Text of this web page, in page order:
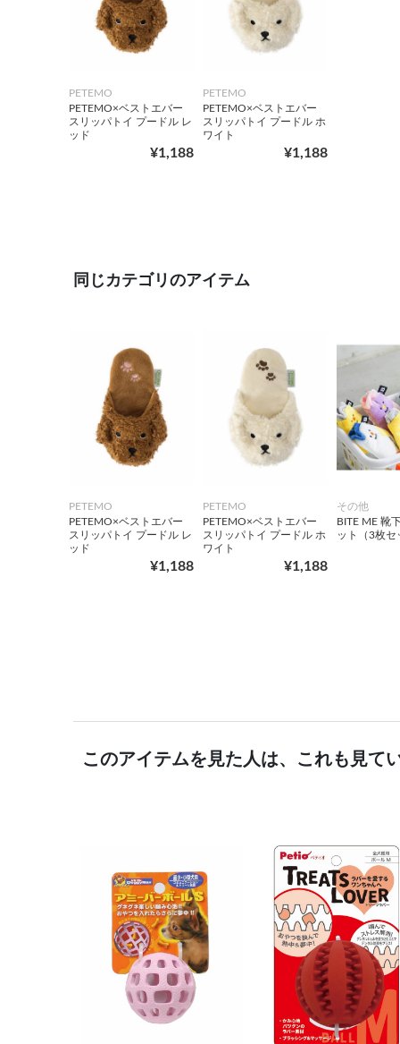
PETEMO
PETEMO×ベストエバー
スリッパトイ プードル レ
ッド
¥1,188
PETEMO
PETEMO×ベストエバー
スリッパトイ プードル ホ
ワイト
¥1,188
同じカテゴリのアイテム
PETEMO
PETEMO×ベストエバー
スリッパトイ プードル レ
ッド
¥1,188
PETEMO
PETEMO×ベストエバー
スリッパトイ プードル ホ
ワイト
¥1,188
その他
BITE ME 靴
ット（3枚セ
このアイテムを見た人は、これも見て